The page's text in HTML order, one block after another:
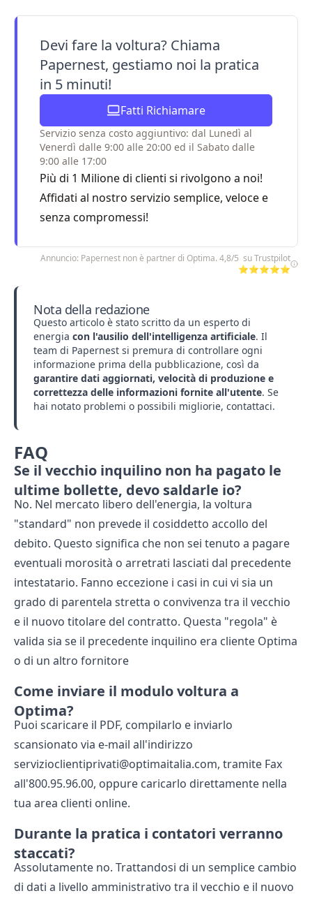
Devi fare la voltura? Chiama
Papernest, gestiamo noi la pratica
in 5 minuti!
Fatti Richiamare
Servizio senza costo aggiuntivo: dal Lunedì al
Venerdì dalle 9:00 alle 20:00 ed il Sabato dalle
9:00 alle 17:00
Più di 1 Milione di clienti si rivolgono a noi!
Affidati al nostro servizio semplice, veloce e
senza compromessi!
Annuncio: Papernest non è partner di Optima. 4,8/5 su Trustpilot
⭐⭐⭐⭐⭐
Nota della redazione
Questo articolo è stato scritto da un esperto di
energia con l'ausilio dell'intelligenza artificiale. Il
team di Papernest si premura di controllare ogni
informazione prima della pubblicazione, così da
garantire dati aggiornati, velocità di produzione e
correttezza delle informazioni fornite all'utente. Se
hai notato problemi o possibili migliorie, contattaci.
FAQ
Se il vecchio inquilino non ha pagato le
ultime bollette, devo saldarle io?
No. Nel mercato libero dell'energia, la voltura
"standard" non prevede il cosiddetto accollo del
debito. Questo significa che non sei tenuto a pagare
eventuali morosità o arretrati lasciati dal precedente
intestatario. Fanno eccezione i casi in cui vi sia un
grado di parentela stretta o convivenza tra il vecchio
e il nuovo titolare del contratto. Questa "regola" è
valida sia se il precedente inquilino era cliente Optima
o di un altro fornitore
Come inviare il modulo voltura a
Optima?
Puoi scaricare il PDF, compilarlo e inviarlo
scansionato via e-mail all'indirizzo
servizioclientiprivati@optimaitalia.com, tramite Fax
all'800.95.96.00, oppure caricarlo direttamente nella
tua area clienti online.
Durante la pratica i contatori verranno
staccati?
Assolutamente no. Trattandosi di un semplice cambio
di dati a livello amministrativo tra il vecchio e il nuovo